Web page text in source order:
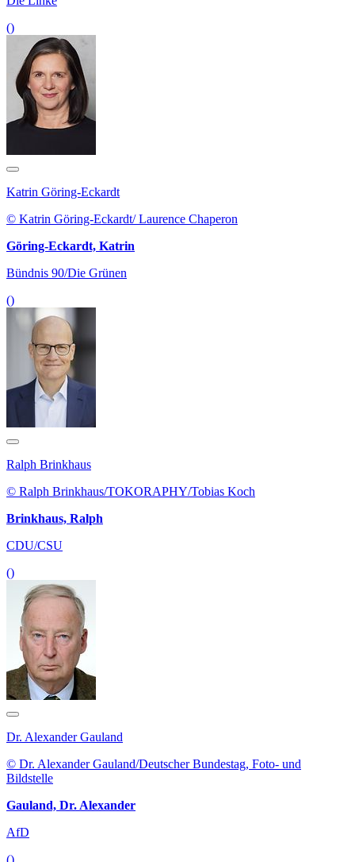
()
Katrin Göring-Eckardt
© Katrin Göring-Eckardt/ Laurence Chaperon
Göring-Eckardt, Katrin
Bündnis 90/Die Grünen
()
Ralph Brinkhaus
© Ralph Brinkhaus/TOKORAPHY/Tobias Koch
Brinkhaus, Ralph
CDU/CSU
()
Dr. Alexander Gauland
© Dr. Alexander Gauland/Deutscher Bundestag, Foto- und
Bildstelle
Gauland, Dr. Alexander
AfD
()